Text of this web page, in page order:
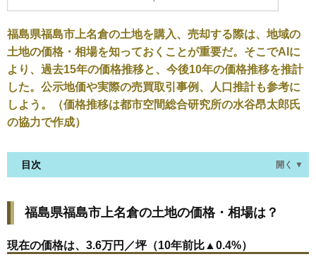
福島県福島市上名倉の土地を購入、売却する際は、地域の
土地の価格・相場を知っておくことが重要だ。そこでAIに
より、過去15年の価格推移と、今後10年の価格推移を推計
した。公示地価や実際の売買取引事例、人口推計も参考に
しよう。（価格推移は都市空間総合研究所の水谷昂太郎氏
の協力で作成）
目次 開く ▼
現在の価格は、3.6万円／坪（10年前比▲0.4%）
価格を詳細に分析しよう
福島県福島市上名倉の土地の価格・相場は？
現在の価格は、3.6万円／坪（10年前比▲0.4%）